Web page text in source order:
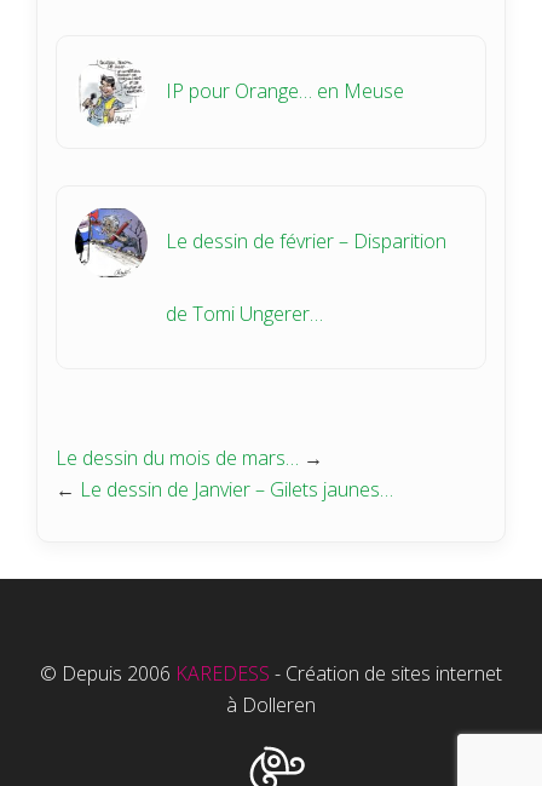
IP pour Orange… en Meuse
Le dessin de février – Disparition
de Tomi Ungerer…
Le dessin du mois de mars… →
← Le dessin de Janvier – Gilets jaunes…
© Depuis 2006 KAREDESS - Création de sites internet
à Dolleren